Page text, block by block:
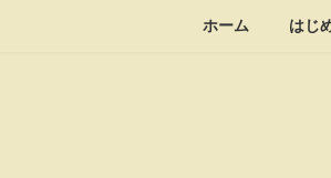
ホーム はじ